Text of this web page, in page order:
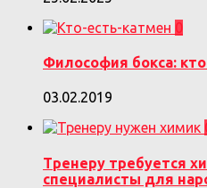
0
Философия бокса:
03.02.2019
Тренеру требуется
специалисты для